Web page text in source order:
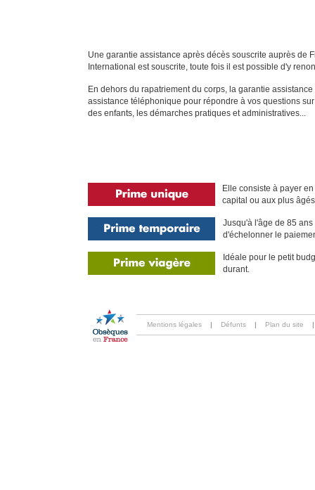
Une garantie assistance après décès souscrite auprès de
International est souscrite, toute fois il est possible d'y
En dehors du rapatriement du corps, la garantie
assistance téléphonique pour répondre à vos questions
des enfants, les démarches pratiques et administratives...
Elle consiste à payer
capital ou aux plus
Jusqu'à l'âge de 85
d'échelonner le
Idéale pour le petit
durant.
Mentions légales | Défunts | Plan du site |